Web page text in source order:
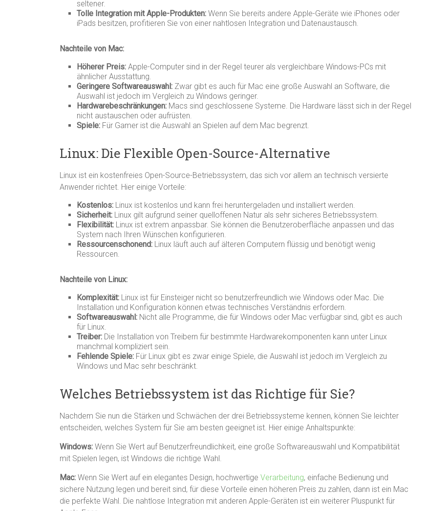
seltener.
Tolle Integration mit Apple-Produkten: Wenn Sie bereits andere Apple-Geräte wie iPhones oder
iPads besitzen, profitieren Sie von einer nahtlosen Integration und Datenaustausch.
Nachteile von Mac:
Höherer Preis: Apple-Computer sind in der Regel teurer als vergleichbare Windows-PCs mit
ähnlicher Ausstattung.
Geringere Softwareauswahl: Zwar gibt es auch für Mac eine große Auswahl an Software, die
Auswahl ist jedoch im Vergleich zu Windows geringer.
Hardwarebeschränkungen: Macs sind geschlossene Systeme. Die Hardware lässt sich in der Regel
nicht austauschen oder aufrüsten.
Spiele: Für Gamer ist die Auswahl an Spielen auf dem Mac begrenzt.
Linux: Die Flexible Open-Source-Alternative
Linux ist ein kostenfreies Open-Source-Betriebssystem, das sich vor allem an technisch versierte
Anwender richtet. Hier einige Vorteile:
Kostenlos: Linux ist kostenlos und kann frei heruntergeladen und installiert werden.
Sicherheit: Linux gilt aufgrund seiner quelloffenen Natur als sehr sicheres Betriebssystem.
Flexibilität: Linux ist extrem anpassbar. Sie können die Benutzeroberfläche anpassen und das
System nach Ihren Wünschen konfigurieren.
Ressourcenschonend: Linux läuft auch auf älteren Computern flüssig und benötigt wenig
Ressourcen.
Nachteile von Linux:
Komplexität: Linux ist für Einsteiger nicht so benutzerfreundlich wie Windows oder Mac. Die
Installation und Konfiguration können etwas technisches Verständnis erfordern.
Softwareauswahl: Nicht alle Programme, die für Windows oder Mac verfügbar sind, gibt es auch
für Linux.
Treiber: Die Installation von Treibern für bestimmte Hardwarekomponenten kann unter Linux
manchmal kompliziert sein.
Fehlende Spiele: Für Linux gibt es zwar einige Spiele, die Auswahl ist jedoch im Vergleich zu
Windows und Mac sehr beschränkt.
Welches Betriebssystem ist das Richtige für Sie?
Nachdem Sie nun die Stärken und Schwächen der drei Betriebssysteme kennen, können Sie leichter
entscheiden, welches System für Sie am besten geeignet ist. Hier einige Anhaltspunkte:
Windows: Wenn Sie Wert auf Benutzerfreundlichkeit, eine große Softwareauswahl und Kompatibilität
mit Spielen legen, ist Windows die richtige Wahl.
Mac: Wenn Sie Wert auf ein elegantes Design, hochwertige Verarbeitung, einfache Bedienung und
sichere Nutzung legen und bereit sind, für diese Vorteile einen höheren Preis zu zahlen, dann ist ein Mac
die perfekte Wahl. Die nahtlose Integration mit anderen Apple-Geräten ist ein weiterer Pluspunkt für